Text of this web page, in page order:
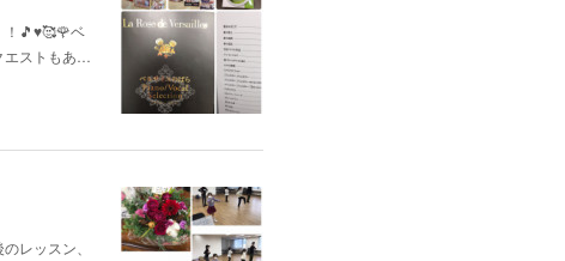
！🎵♥️🥰🌹ベ
エストもあ…
レッスン、